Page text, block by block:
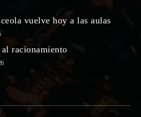
vuelve hoy a las aulas
racionamiento